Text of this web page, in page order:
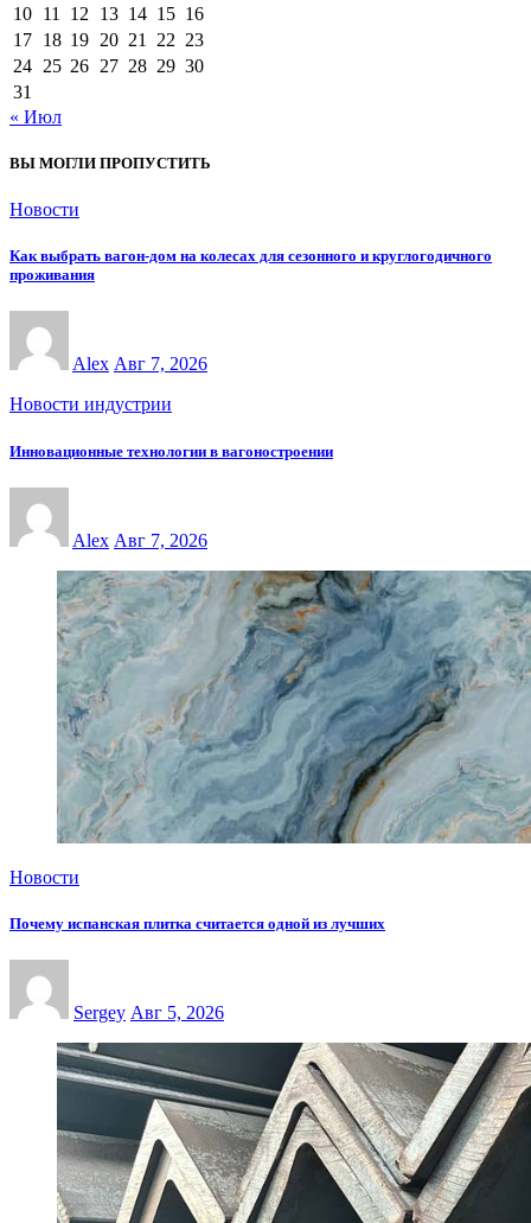
10 11 12 13 14 15 16
17 18 19 20 21 22 23
24 25 26 27 28 29 30
31
« Июл
ВЫ МОГЛИ ПРОПУСТИТЬ
Новости
Как выбрать вагон-дом на колесах для сезонного и круглогодичного
проживания
Alex Авг 7, 2026
Новости индустрии
Инновационные технологии в вагоностроении
Alex Авг 7, 2026
Новости
Почему испанская плитка считается одной из лучших
Sergey Авг 5, 2026